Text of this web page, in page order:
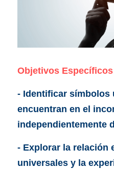
Objetivos Específicos
- Identificar símbolos
encuentran en el
independientemente
- Explorar la relación
universales y la